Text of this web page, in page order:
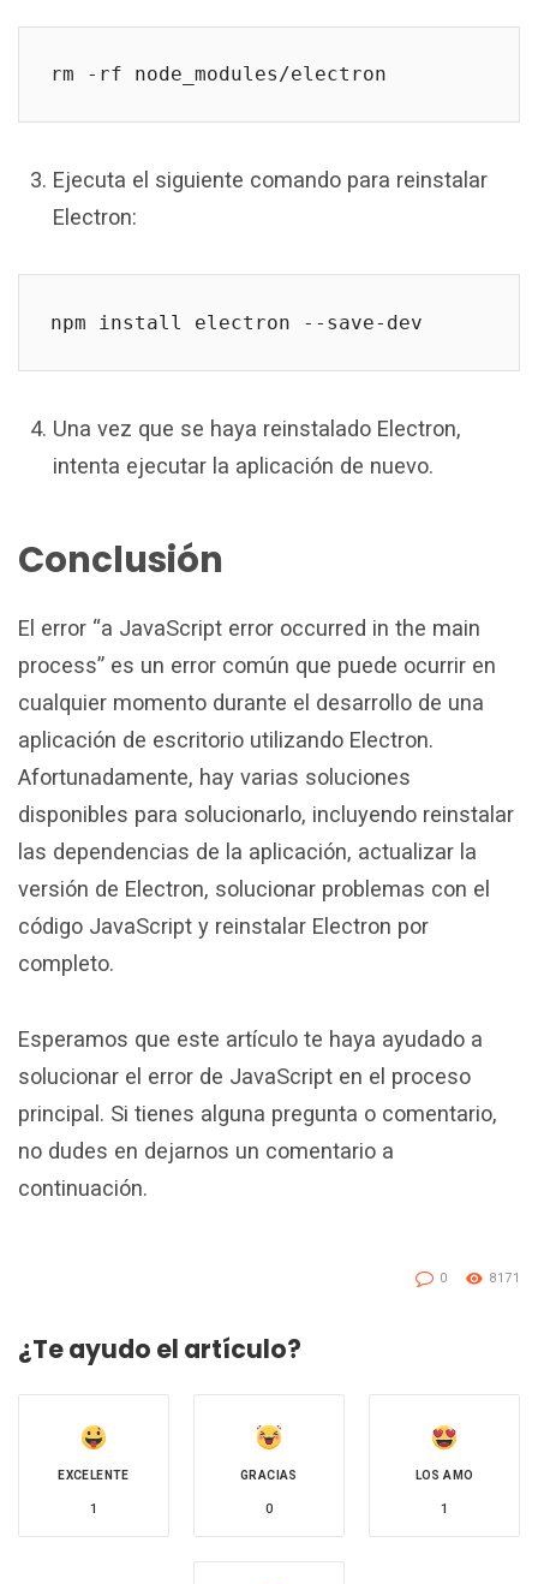
rm -rf node_modules/electron
Ejecuta el siguiente comando para reinstalar
Electron:
npm install electron --save-dev
Una vez que se haya reinstalado Electron,
intenta ejecutar la aplicación de nuevo.
Conclusión
El error “a JavaScript error occurred in the main
process” es un error común que puede ocurrir en
cualquier momento durante el desarrollo de una
aplicación de escritorio utilizando Electron.
Afortunadamente, hay varias soluciones
disponibles para solucionarlo, incluyendo reinstalar
las dependencias de la aplicación, actualizar la
versión de Electron, solucionar problemas con el
código JavaScript y reinstalar Electron por
completo.
Esperamos que este artículo te haya ayudado a
solucionar el error de JavaScript en el proceso
principal. Si tienes alguna pregunta o comentario,
no dudes en dejarnos un comentario a
continuación.
0 8171
¿Te ayudo el artículo?
EXCELENTE
1
GRACIAS
0
LOS AMO
1